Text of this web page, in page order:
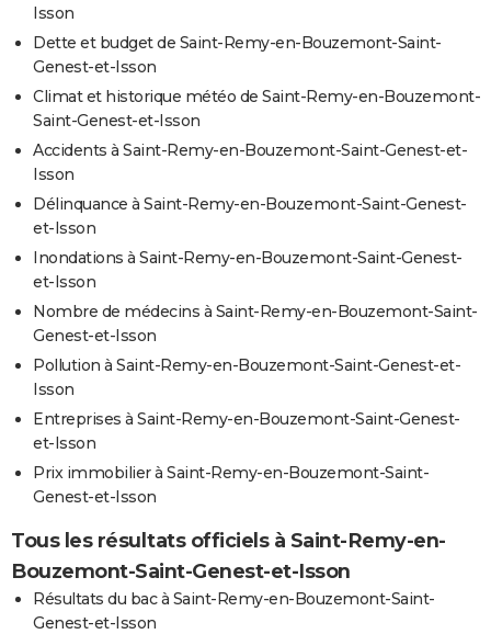
Isson
Dette et budget de Saint-Remy-en-Bouzemont-Saint-
Genest-et-Isson
Climat et historique météo de Saint-Remy-en-Bouzemont-
Saint-Genest-et-Isson
Accidents à Saint-Remy-en-Bouzemont-Saint-Genest-et-
Isson
Délinquance à Saint-Remy-en-Bouzemont-Saint-Genest-
et-Isson
Inondations à Saint-Remy-en-Bouzemont-Saint-Genest-
et-Isson
Nombre de médecins à Saint-Remy-en-Bouzemont-Saint-
Genest-et-Isson
Pollution à Saint-Remy-en-Bouzemont-Saint-Genest-et-
Isson
Entreprises à Saint-Remy-en-Bouzemont-Saint-Genest-
et-Isson
Prix immobilier à Saint-Remy-en-Bouzemont-Saint-
Genest-et-Isson
Tous les résultats officiels à Saint-Remy-en-
Bouzemont-Saint-Genest-et-Isson
Résultats du bac à Saint-Remy-en-Bouzemont-Saint-
Genest-et-Isson